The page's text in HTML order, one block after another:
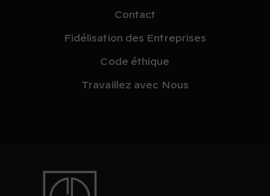
Contact
Fidélisation des Entreprises
Code éthique
Travaillez avec Nous